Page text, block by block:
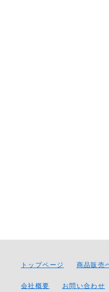
トップページ 商品販売
会社概要 お問い合わせ